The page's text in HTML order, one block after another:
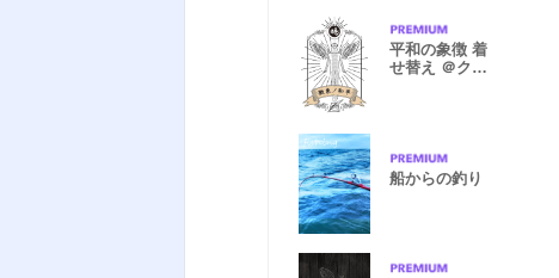
平和の象徴 着
せ替え ＠クラ
船からの釣り